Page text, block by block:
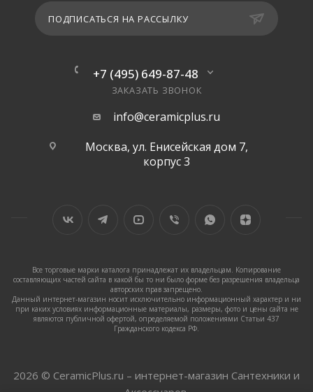
ПОДПИСАТЬСЯ НА РАССЫЛКУ
+7 (495) 649-87-48
ЗАКАЗАТЬ ЗВОНОК
info@ceramicplus.ru
Москва, ул. Енисейская дом 7,
корпус 3
Все торговые марки каталога принадлежат их владельцам. Копирование
составляющих частей сайта в какой бы то ни было форме без разрешения владельца
авторских прав запрещено.
Данный интернет-магазин носит исключительно информационный характер и ни
при каких условиях информационные материалы, размеры, фото и цены сайта не
являются публичной офертой, определяемой положениями Статьи 437
Гражданского кодекса РФ.
2026 © CeramicPlus.ru – интернет-магазин Сантехники и